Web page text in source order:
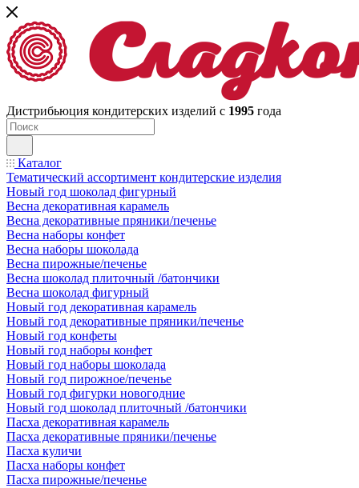
Дистрибьюция кондитерских изделий с 1995 года
Каталог
Тематический ассортимент кондитерские изделия
Новый год шоколад фигурный
Весна декоративная карамель
Весна декоративные пряники/печенье
Весна наборы конфет
Весна наборы шоколада
Весна пирожные/печенье
Весна шоколад плиточный /батончики
Весна шоколад фигурный
Новый год декоративная карамель
Новый год декоративные пряники/печенье
Новый год конфеты
Новый год наборы конфет
Новый год наборы шоколада
Новый год пирожное/печенье
Новый год фигурки новогодние
Новый год шоколад плиточный /батончики
Пасха декоративная карамель
Пасха декоративные пряники/печенье
Пасха куличи
Пасха наборы конфет
Пасха пирожные/печенье